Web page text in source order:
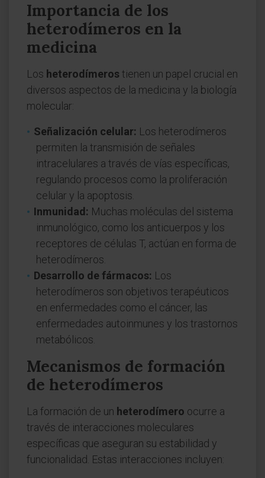
Importancia de los
heterodímeros en la
medicina
Los heterodímeros tienen un papel crucial en
diversos aspectos de la medicina y la biología
molecular:
Señalización celular: Los heterodímeros
permiten la transmisión de señales
intracelulares a través de vías específicas,
regulando procesos como la proliferación
celular y la apoptosis.
Inmunidad: Muchas moléculas del sistema
inmunológico, como los anticuerpos y los
receptores de células T, actúan en forma de
heterodímeros.
Desarrollo de fármacos: Los
heterodímeros son objetivos terapéuticos
en enfermedades como el cáncer, las
enfermedades autoinmunes y los trastornos
metabólicos.
Mecanismos de formación
de heterodímeros
La formación de un heterodímero ocurre a
través de interacciones moleculares
específicas que aseguran su estabilidad y
funcionalidad. Estas interacciones incluyen: